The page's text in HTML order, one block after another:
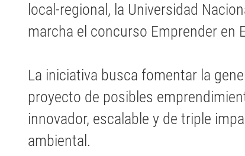
local-regional, la Universidad
marcha el concurso Emprender en
La iniciativa busca fomentar la
proyecto de posibles
innovador, escalable y de triple
ambiental.